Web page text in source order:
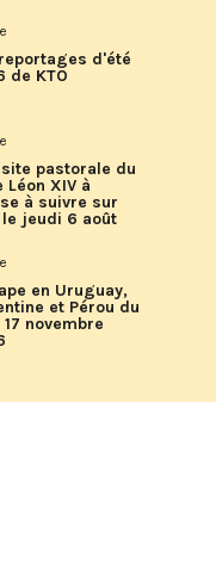
d'été
de KTO
pastorale du
Léon XIV à
à suivre sur
le jeudi 6 août
en Uruguay,
et Pérou du
17 novembre